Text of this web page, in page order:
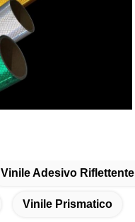
Vinile Adesivo Riflettente
Vinile Prismatico